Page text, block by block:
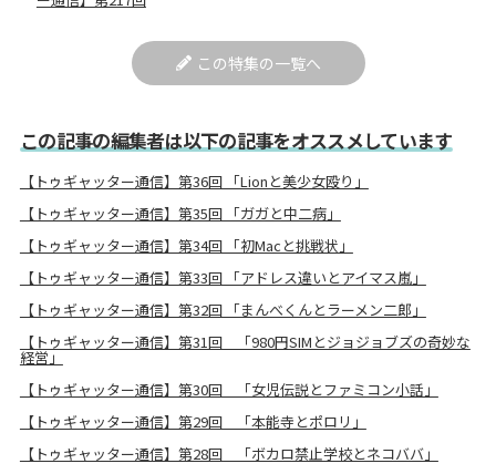
この特集の一覧へ
この記事の編集者は以下の記事をオススメしています
【トゥギャッター通信】第36回 「Lionと美少女殴り」
【トゥギャッター通信】第35回 「ガガと中二病」
【トゥギャッター通信】第34回 「初Macと挑戦状」
【トゥギャッター通信】第33回 「アドレス違いとアイマス嵐」
【トゥギャッター通信】第32回 「まんべくんとラーメン二郎」
【トゥギャッター通信】第31回 「980円SIMとジョジョブズの奇妙な
経営」
【トゥギャッター通信】第30回 「女児伝説とファミコン小話」
【トゥギャッター通信】第29回 「本能寺とポロリ」
【トゥギャッター通信】第28回 「ボカロ禁止学校とネコババ」